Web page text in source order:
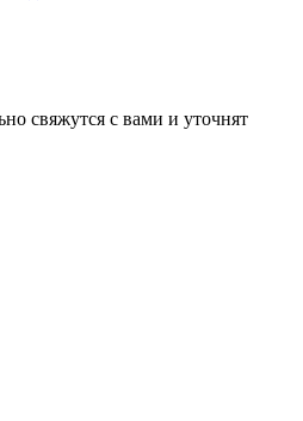
свяжутся с вами и уточнят